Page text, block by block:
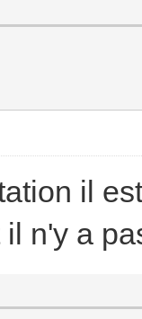
il
n'y a